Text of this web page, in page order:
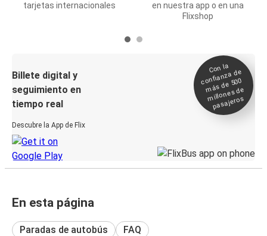
tarjetas internacionales
en nuestra app o en una
Flixshop
Billete digital y
seguimiento en
tiempo real
Descubre la App de Flix
Con la
confianza de
más de 500
millones de
pasajeros
En esta página
Paradas de autobús FAQ